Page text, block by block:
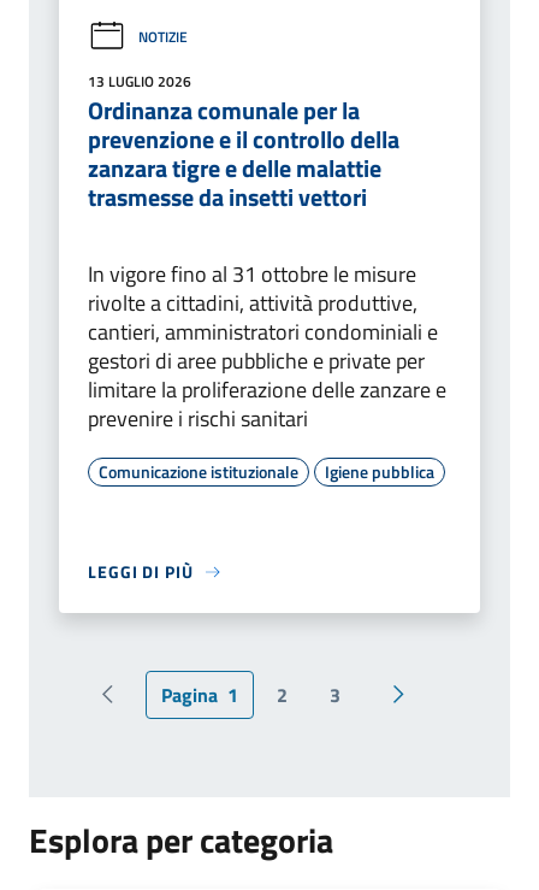
NOTIZIE
13 LUGLIO 2026
Ordinanza comunale per la
prevenzione e il controllo della
zanzara tigre e delle malattie
trasmesse da insetti vettori
In vigore fino al 31 ottobre le misure
rivolte a cittadini, attività produttive,
cantieri, amministratori condominiali e
gestori di aree pubbliche e private per
limitare la proliferazione delle zanzare e
prevenire i rischi sanitari
Comunicazione istituzionale Igiene pubblica
LEGGI DI PIÙ
Pagina precedente
Pagina 1 2 3 Pagina
Esplora per categoria